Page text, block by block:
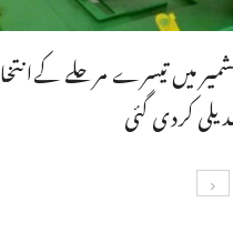
میں تیسرے مرحلے
کردی گئی